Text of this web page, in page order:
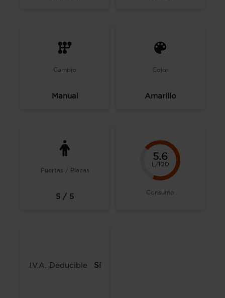
Cambio
Manual
Color
Amarillo
Puertas / Plazas
5 / 5
5.6
L/100
Consumo
I.V.A. Deducible Sí